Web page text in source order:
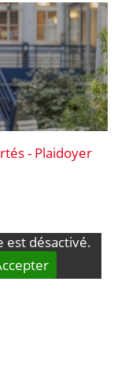
- Plaidoyer
est désactivé.